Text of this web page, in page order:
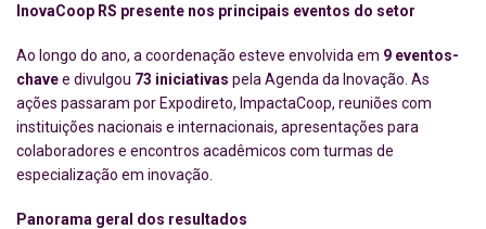
InovaCoop RS presente nos principais eventos do setor
Ao longo do ano, a coordenação esteve envolvida em 9 eventos-
chavee divulgou 73 iniciativas pela Agenda da Inovação. As
ações passaram por Expodireto, ImpactaCoop, reuniões com
instituições nacionais e internacionais, apresentações para
colaboradores e encontros acadêmicos com turmas de
especialização em inovação.
Panorama geral dos resultados